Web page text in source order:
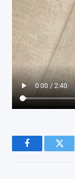
Facebook